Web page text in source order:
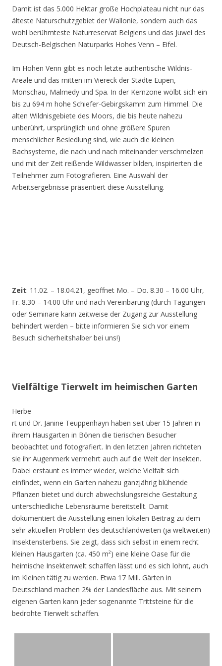
Damit ist das 5.000 Hektar große Hochplateau nicht nur das
älteste Naturschutzgebiet der Wallonie, sondern auch das
wohl berühmteste Naturreservat Belgiens und das Juwel des
Deutsch-Belgischen Naturparks Hohes Venn – Eifel.
Im Hohen Venn gibt es noch letzte authentische Wildnis-
Areale und das mitten im Viereck der Städte Eupen,
Monschau, Malmedy und Spa. In der Kernzone wölbt sich ein
bis zu 694 m hohe Schiefer-Gebirgskamm zum Himmel. Die
alten Wildnisgebiete des Moors, die bis heute nahezu
unberührt, ursprünglich und ohne größere Spuren
menschlicher Besiedlung sind, wie auch die kleinen
Bachsysteme, die nach und nach miteinander verschmelzen
und mit der Zeit reißende Wildwasser bilden, inspirierten die
Teilnehmer zum Fotografieren. Eine Auswahl der
Arbeitsergebnisse präsentiert diese Ausstellung.
Zeit: 11.02. – 18.04.21, geöffnet Mo. – Do. 8.30 – 16.00 Uhr,
Fr. 8.30 – 14.00 Uhr und nach Vereinbarung (durch Tagungen
oder Seminare kann zeitweise der Zugang zur Ausstellung
behindert werden – bitte informieren Sie sich vor einem
Besuch sicherheitshalber bei uns!)
Vielfältige Tierwelt im heimischen Garten
Herbe
rt und Dr. Janine Teuppenhayn haben seit über 15 Jahren in
ihrem Hausgarten in Bönen die tierischen Besucher
beobachtet und fotografiert. In den letzten Jahren richteten
sie ihr Augenmerk vermehrt auch auf die Welt der Insekten.
Dabei erstaunt es immer wieder, welche Vielfalt sich
einfindet, wenn ein Garten nahezu ganzjährig blühende
Pflanzen bietet und durch abwechslungsreiche Gestaltung
unterschiedliche Lebensräume bereitstellt. Damit
dokumentiert die Ausstellung einen lokalen Beitrag zu dem
sehr aktuellen Problem des deutschlandweiten (ja weltweiten)
Insektensterbens. Sie zeigt, dass sich selbst in einem recht
kleinen Hausgarten (ca. 450 m²) eine kleine Oase für die
heimische Insektenwelt schaffen lässt und es sich lohnt, auch
im Kleinen tätig zu werden. Etwa 17 Mill. Gärten in
Deutschland machen 2% der Landesfläche aus. Mit seinem
eigenen Garten kann jeder sogenannte Trittsteine für die
bedrohte Tierwelt schaffen.